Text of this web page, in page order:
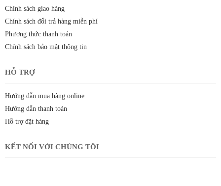
Chính sách giao hàng
Chính sách đổi trả hàng miễn phí
Phương thức thanh toán
Chính sách bảo mật thông tin
HỖ TRỢ
Hướng dẫn mua hàng online
Hướng dẫn thanh toán
Hỗ trợ đặt hàng
KẾT NỐI VỚI CHÚNG TÔI